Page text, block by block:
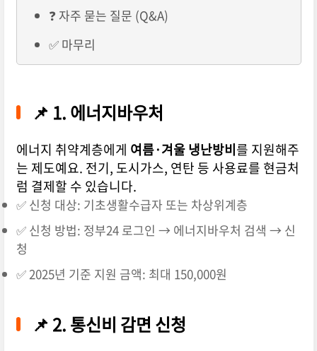
❓ 자주 묻는 질문 (Q&A)
✅ 마무리
📌 1. 에너지바우처
에너지 취약계층에게 여름·겨울 냉난방비를 지원해주
는 제도예요. 전기, 도시가스, 연탄 등 사용료를 현금처
럼 결제할 수 있습니다.
✅ 신청 대상: 기초생활수급자 또는 차상위계층
✅ 신청 방법: 정부24 로그인 → 에너지바우처 검색 → 신
청
✅ 2025년 기준 지원 금액: 최대 150,000원
📌 2. 통신비 감면 신청